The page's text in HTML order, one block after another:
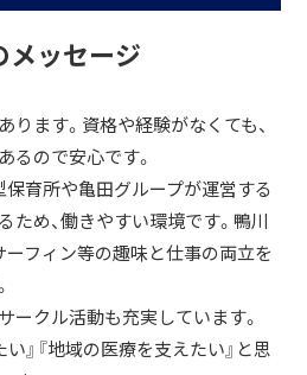
メッセージ
ます。資格や経験がなくても、
るので安心です。
保育所や亀田グループが運営する
め、働きやすい環境です。鴨川
ーフィン等の趣味と仕事の両立を
ークル活動も充実しています。
』『地域の医療を支えたい』と思